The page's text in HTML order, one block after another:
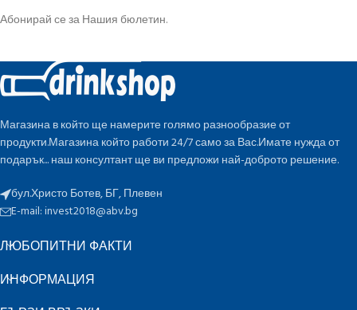
Абонирай се за Нашия бюлетин.
Магазина в който ще намерите голямо разнообразие от
продукти.Магазина който работи 24/7 само за Вас.Имате нужда от
подарък... наш консултант ще ви предложи най-доброто решение.
бул.Христо Ботев, БГ, Плевен
E-mail:invest2018@abv.bg
ЛЮБОПИТНИ ФАКТИ
ИНФОРМАЦИЯ